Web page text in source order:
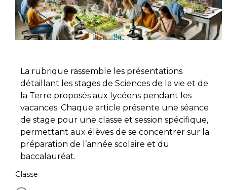
La rubrique rassemble les présentations
détaillant les stages de Sciences de la vie et de
la Terre proposés aux lycéens pendant les
vacances. Chaque article présente une séance
de stage pour une classe et session spécifique,
permettant aux élèves de se concentrer sur la
préparation de l’année scolaire et du
baccalauréat.
Classe